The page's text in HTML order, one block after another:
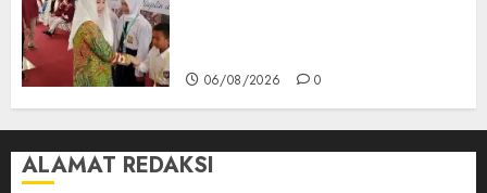
06/08/2026 0
ALAMAT REDAKSI